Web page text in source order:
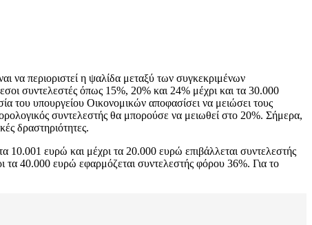
να περιοριστεί η ψαλίδα μεταξύ των συγκεκριμένων
συντελεστές όπως 15%, 20% και 24% μέχρι και τα 30.000
του υπουργείου Οικονομικών αποφασίσει να μειώσει τους
συντελεστής θα μπορούσε να μειωθεί στο 20%. Σήμερα,
δραστηριότητες.
10.001 ευρώ και μέχρι τα 20.000 ευρώ επιβάλλεται συντελεστής
40.000 ευρώ εφαρμόζεται συντελεστής φόρου 36%. Για το